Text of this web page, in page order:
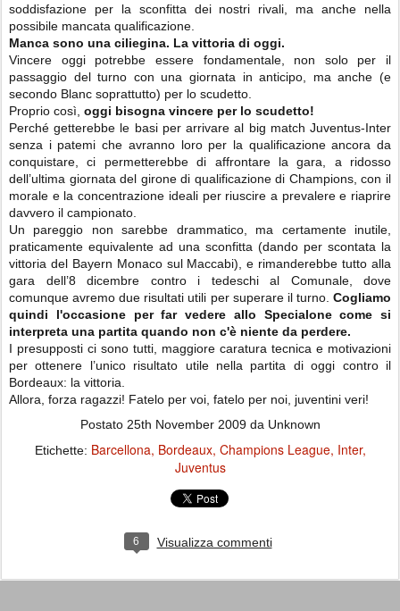
soddisfazione per la sconfitta dei nostri rivali, ma anche nella
possibile mancata qualificazione.
Manca sono una ciliegina. La vittoria di oggi.
Vincere oggi potrebbe essere fondamentale, non solo per il
passaggio del turno con una giornata in anticipo, ma anche (e
secondo Blanc soprattutto) per lo scudetto.
Proprio così, oggi bisogna vincere per lo scudetto!
Perché getterebbe le basi per arrivare al big match Juventus-Inter
senza i patemi che avranno loro per la qualificazione ancora da
conquistare, ci permetterebbe di affrontare la gara, a ridosso
dell’ultima giornata del girone di qualificazione di Champions, con il
morale e la concentrazione ideali per riuscire a prevalere e riaprire
davvero il campionato.
Un pareggio non sarebbe drammatico, ma certamente inutile,
praticamente equivalente ad una sconfitta (dando per scontata la
vittoria del Bayern Monaco sul Maccabi), e rimanderebbe tutto alla
gara dell’8 dicembre contro i tedeschi al Comunale, dove
comunque avremo due risultati utili per superare il turno. Cogliamo
quindi l'occasione per far vedere allo Specialone come si
interpreta una partita quando non c'è niente da perdere.
I presupposti ci sono tutti, maggiore caratura tecnica e motivazioni
per ottenere l’unico risultato utile nella partita di oggi contro il
Bordeaux: la vittoria.
Allora, forza ragazzi! Fatelo per voi, fatelo per noi, juventini veri!
Postato 25th November 2009da Unknown
Etichette: Barcellona Bordeaux Champions League Inter
Juventus
6 Visualizza commenti